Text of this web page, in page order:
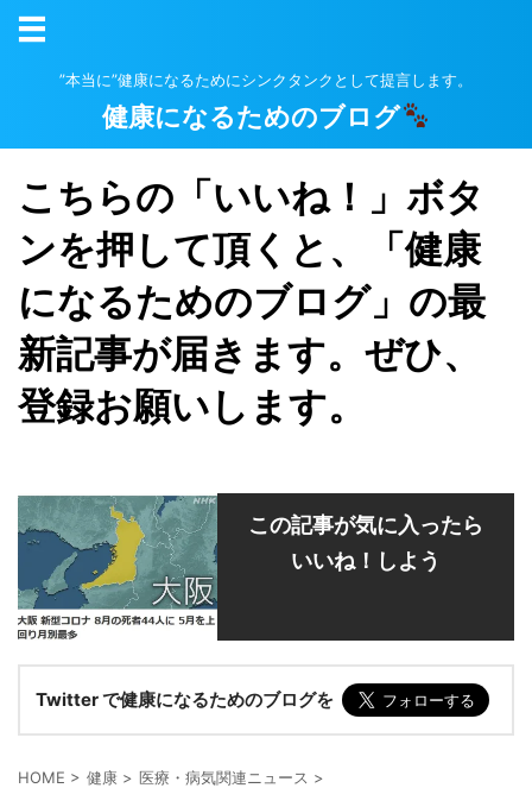
”本当に”健康になるためにシンクタンクとして提言します。
健康になるためのブログ
こちらの「いいね！」ボタ
ンを押して頂くと、「健康
になるためのブログ」の最
新記事が届きます。ぜひ、
登録お願いします。
この記事が気に入ったら
いいね！しよう
Twitter で健康になるためのブログを
HOME > 健康 > 医療・病気関連ニュース >